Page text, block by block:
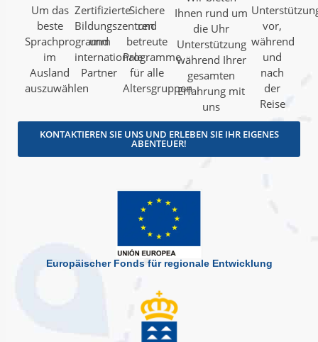
Um das
beste
Sprachprogramm
im
Ausland
auszuwählen
Zertifizierte
Bildungszentren
und
internationale
Partner
Sichere
und
betreute
Programme
für alle
Altersgruppen
Ihnen rund um
die Uhr
Unterstützung
während Ihrer
gesamten
Erfahrung mit
uns
vor,
während
und
nach
der
Reise
KONTAKTIEREN SIE UNS UND ERLEBEN SIE IHR EIGENES
ABENTEUER!
Europäischer Fonds für regionale Entwicklung